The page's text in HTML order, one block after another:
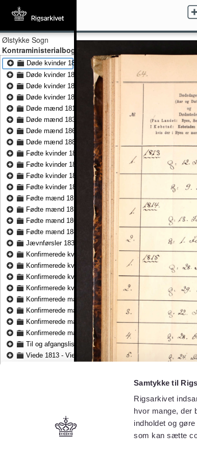
Samtykke til
Rigsarkivet
hvor mange, der
indholdet og
som kan sætte
Ølstykke Sogn
Kontraministerialbog
Døde kvinder 1813 - Døde kvinder 1833
Døde kvinder 1834 - Døde kvinder 1859
Døde kvinder 1860 - Døde kvinder 1881
Døde kvinder 1882 - Døde kvinder 1891
Døde mænd 1813 - Døde mænd 1833
Døde mænd 1834 - Døde mænd 1859
Døde mænd 1860 - Døde mænd 1881
Døde mænd 1882 - Døde mænd 1891
Fødte kvinder 1813 - Fødte kvinder 1833
Fødte kvinder 1834 - Fødte kvinder 1860
Fødte kvinder 1860 - Fødte kvinder 1881
Fødte kvinder 1882 - Fødte kvinder 1891
Fødte mænd 1813 - Fødte mænd 1833
Fødte mænd 1834 - Fødte mænd 1860
Fødte mænd 1860 - Fødte mænd 1881
Fødte mænd 1881 - Fødte mænd 1891
Jævnførsler 1834 - Jævnførsler 1859
Konfirmerede kvinder 1814 - Konfirmerede kvinder 1833
Konfirmerede kvinder 1834 - Konfirmerede kvinder 1859
Konfirmerede kvinder 1860 - Konfirmerede kvinder 1881
Konfirmerede kvinder 1882 - Konfirmerede kvinder 1891
Konfirmerede mænd 1814 - Konfirmerede mænd 1833
Konfirmerede mænd 1834 - Konfirmerede mænd 1859
Konfirmerede mænd 1860 - Konfirmerede mænd 1881
Konfirmerede mænd 1882 - Konfirmerede mænd 1891
Til og afgangslister 1834 - Til og afgangslister 1849
Viede 1813 - Viede 1833